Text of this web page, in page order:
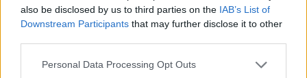
also be disclosed by us to third parties on the IAB’s List of
Downstream Participants that may further disclose it to other
Personal Data Processing Opt Outs
KEDVES OLVASÓNK!
tartozik, melynek olvasása előfizetéses